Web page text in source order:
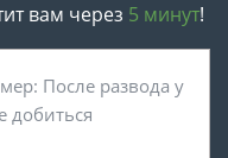
вам через 5 минут!